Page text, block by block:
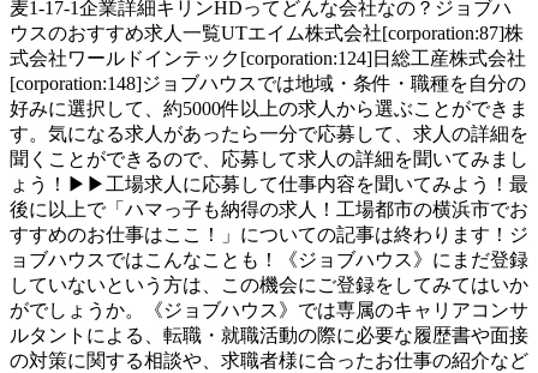
麦1-17-1企業詳細キリンHDってどんな会社なの？ジョブハ
ウスのおすすめ求人一覧UTエイム株式会社[corporation:87]株
式会社ワールドインテック[corporation:124]日総工産株式会社
[corporation:148]ジョブハウスでは地域・条件・職種を自分の
好みに選択して、約5000件以上の求人から選ぶことができま
す。気になる求人があったら一分で応募して、求人の詳細を
聞くことができるので、応募して求人の詳細を聞いてみまし
ょう！▶▶工場求人に応募して仕事内容を聞いてみよう！最
後に以上で「ハマっ子も納得の求人！工場都市の横浜市でお
すすめのお仕事はここ！」についての記事は終わります！ジ
ョブハウスではこんなことも！《ジョブハウス》にまだ登録
していないという方は、この機会にご登録をしてみてはいか
がでしょうか。《ジョブハウス》では専属のキャリアコンサ
ルタントによる、転職・就職活動の際に必要な履歴書や面接
の対策に関する相談や、求職者様に合ったお仕事の紹介など